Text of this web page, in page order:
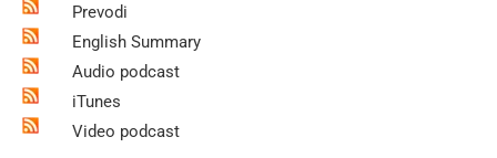
Prevodi
English Summary
Audio podcast
iTunes
Video podcast